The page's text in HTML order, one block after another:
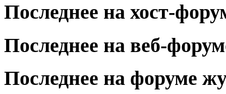
Последнее на хост-
Последнее на веб-
Последнее на форуме